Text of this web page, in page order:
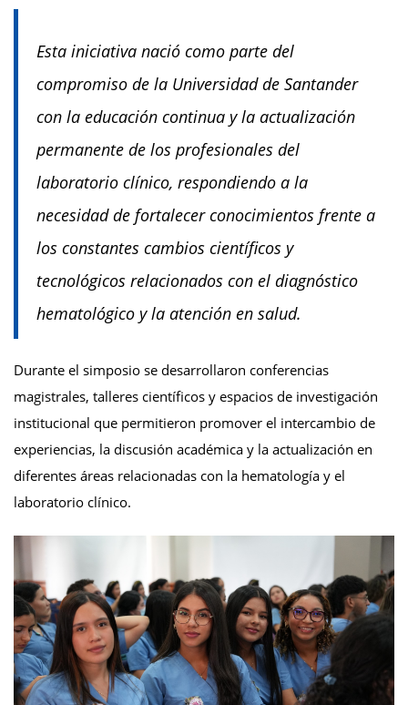
Esta iniciativa nació como parte del
compromiso de la Universidad de Santander
con la educación continua y la actualización
permanente de los profesionales del
laboratorio clínico, respondiendo a la
necesidad de fortalecer conocimientos frente a
los constantes cambios científicos y
tecnológicos relacionados con el diagnóstico
hematológico y la atención en salud.
Durante el simposio se desarrollaron conferencias
magistrales, talleres científicos y espacios de investigación
institucional que permitieron promover el intercambio de
experiencias, la discusión académica y la actualización en
diferentes áreas relacionadas con la hematología y el
laboratorio clínico.